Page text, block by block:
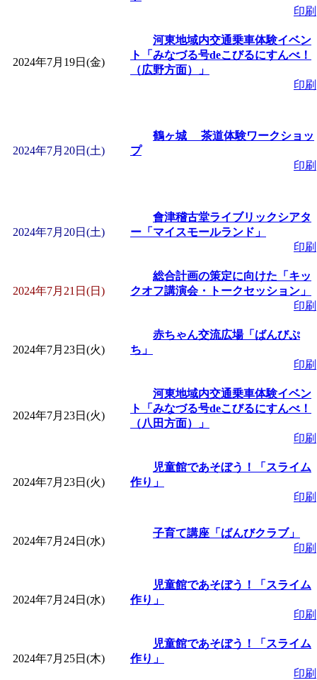
印刷
2024年7月19日(金)
河東地域内交通乗車体験イベン
ト「みなづる号deこびるにすんべ！
（広野方面）」
印刷
2024年7月20日(土)
鶴ヶ城 茶道体験ワークショッ
プ
印刷
2024年7月20日(土)
會津稽古堂ライブリックシアタ
ー「マイスモールランド」
印刷
2024年7月21日(日)
総合計画の策定に向けた「キッ
クオフ講演会・トークセッション」
印刷
2024年7月23日(火)
赤ちゃん交流広場「ばんびぷ
ち」
印刷
2024年7月23日(火)
河東地域内交通乗車体験イベン
ト「みなづる号deこびるにすんべ！
（八田方面）」
印刷
2024年7月23日(火)
児童館であそぼう！「スライム
作り」
印刷
2024年7月24日(水)
子育て講座「ばんびクラブ」
印刷
2024年7月24日(水)
児童館であそぼう！「スライム
作り」
印刷
2024年7月25日(木)
児童館であそぼう！「スライム
作り」
印刷